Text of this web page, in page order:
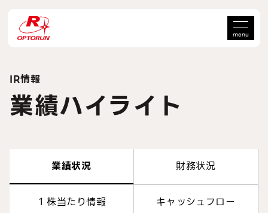
menu
IR情報
業績ハイライト
業績状況 財務状況
１株当たり情報 キャッシュフロー